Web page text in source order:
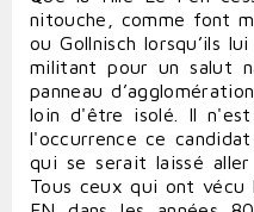
nitouche, comme font
ouGollnisch lorsqu’ils
militant pour un salut
panneau
loin d'être isolé. Il
l'occurrence ce
qui se serait laissé
Tous ceux qui ont vécu